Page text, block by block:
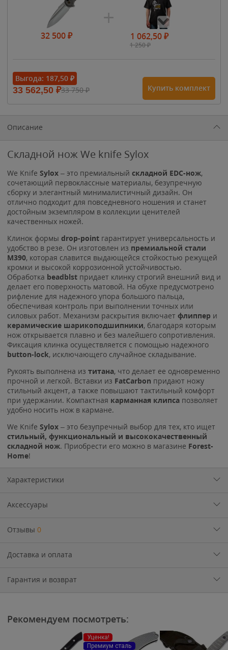
32 500₽ 1 062,50₽
1 250₽
1 615₽
1 900₽1 900₽
Выгода: 187,50 ₽
33 562,50 ₽33 750₽ Купить комплект
Описание
Складной нож We knife Sylox
We Knife Sylox – это премиальный складной EDC-нож,
сочетающий первоклассные материалы, безупречную
сборку и элегантный минималистичный дизайн. Он
отлично подходит для повседневного ношения и станет
достойным экземпляром в коллекции ценителей
качественных ножей.
Клинок формы drop-point гарантирует универсальность и
удобство в резе. Он изготовлен из премиальной стали
M390, которая славится выдающейся стойкостью режущей
кромки и высокой коррозионной устойчивостью.
Обработка beadblst придает клинку строгий внешний вид и
делает его поверхность матовой. На обухе предусмотрено
рифление для надежного упора большого пальца,
обеспечивая контроль при выполнении точных или
силовых работ. Механизм раскрытия включает флиппер и
керамические шарикоподшипники, благодаря которым
нож открывается плавно и без малейшего сопротивления.
Фиксация клинка осуществляется с помощью надежного
button-lock, исключающего случайное складывание.
Рукоять выполнена из титана, что делает ее одновременно
прочной и легкой. Вставки из FatCarbon придают ножу
стильный акцент, а также повышают тактильный комфорт
при удержании. Компактная карманная клипса позволяет
удобно носить нож в кармане.
We Knife Sylox – это безупречный выбор для тех, кто ищет
стильный, функциональный и высококачественный
складной нож. Приобрести его можно в магазине Forest-
Home!
Характеристики
Аксессуары
Отзывы 0
Доставка и оплата
Гарантия и возврат
Рекомендуем посмотреть:
Уценка!
Премиум сталь